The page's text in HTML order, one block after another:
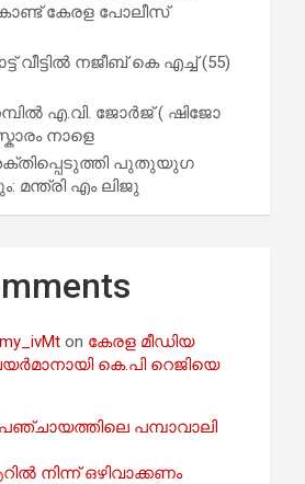
കേരള പോലീസ്
വീട്ടിൽ നജീബ് കെ എച്ച് (55)
എ.​വി. ജോ​ർ​ജ് ( ഷിജോ
നാളെ
പുതുയുഗ
മന്ത്രി എം ലിജു
on കേരള മീഡിയ
കെ.പി റെജിയെ
പമ്പാവാലി
നിന്ന് ഒഴിവാക്കണം